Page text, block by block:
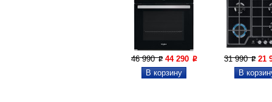
46 990P 44 290 P 31 990P 21